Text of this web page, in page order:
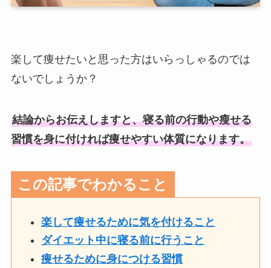
楽して痩せたいと思った方はいらっしゃるのでは
ないでしょうか？
結論からお伝えしますと、寝る前の行動や瘦せる
習慣を身に付ければ痩せやすい体質になります。
この記事でわかること
楽して痩せるために気を付けること
ダイエット中に寝る前に行うこと
痩せるために身につける習慣